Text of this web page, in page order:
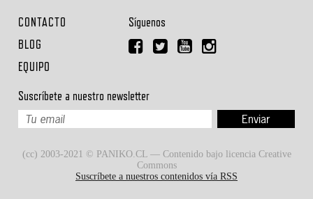
CONTACTO
BLOG
EQUIPO
Síguenos
Suscríbete a nuestro newsletter
(cc) 2003-2021 © PANIKO.CL — Contenido bajo licencia Creative
Commons
Suscríbete a nuestros contenidos vía RSS